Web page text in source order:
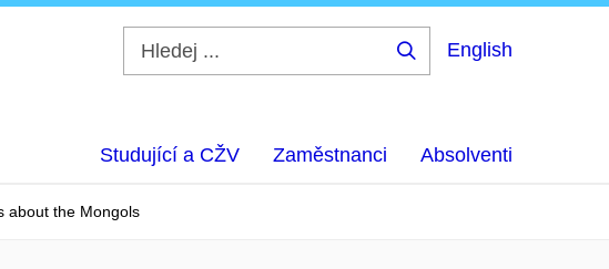
English
Studující a CŽV Zaměstnanci Absolventi
about the Mongols